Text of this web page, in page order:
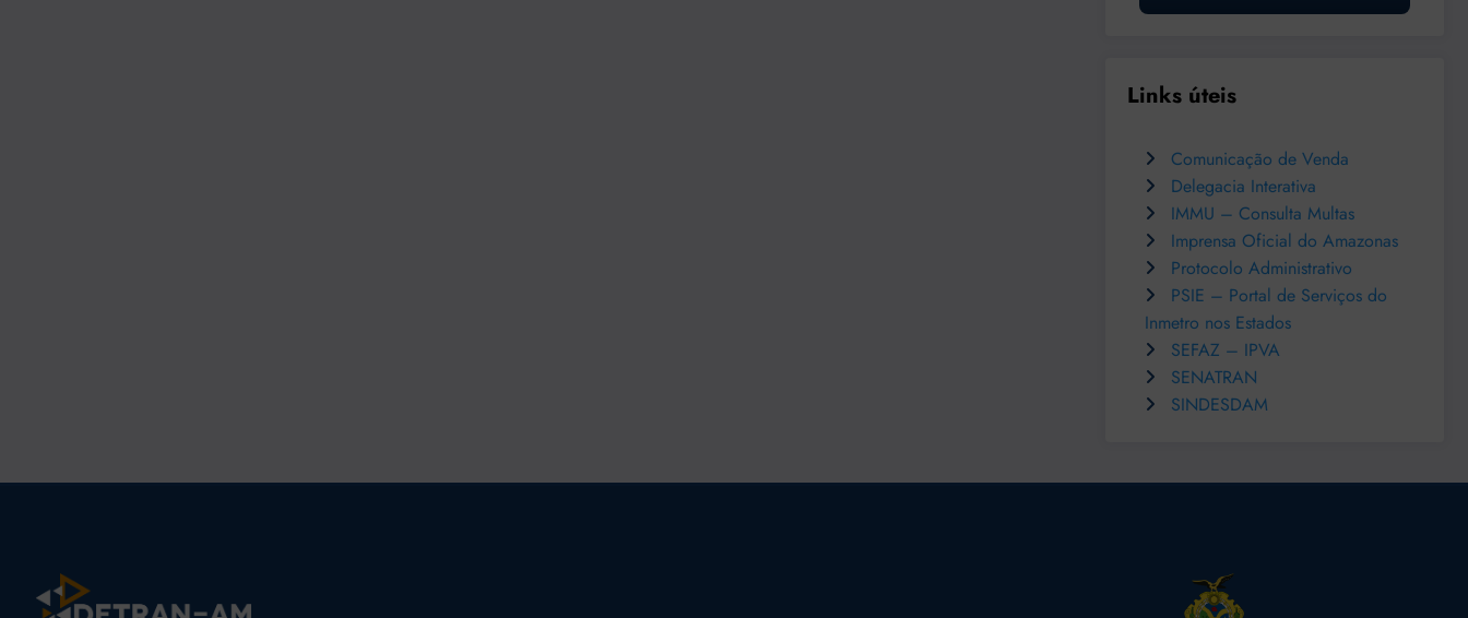
Links úteis
Comunicação de Venda
Delegacia Interativa
IMMU – Consulta Multas
Imprensa Oficial do Amazonas
Protocolo Administrativo
PSIE – Portal de Serviços do
Inmetro nos Estados
SEFAZ – IPVA
SENATRAN
SINDESDAM